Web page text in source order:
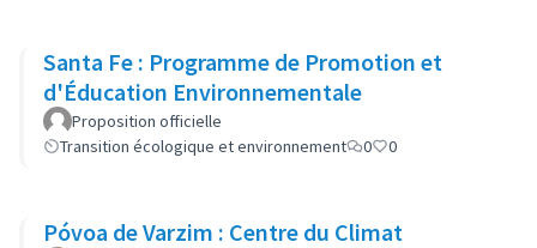
Santa Fe : Programme de Promotion et
d'Éducation Environnementale
Proposition officielle
Transition écologique et environnement
0 0
Póvoa de Varzim : Centre du Climat